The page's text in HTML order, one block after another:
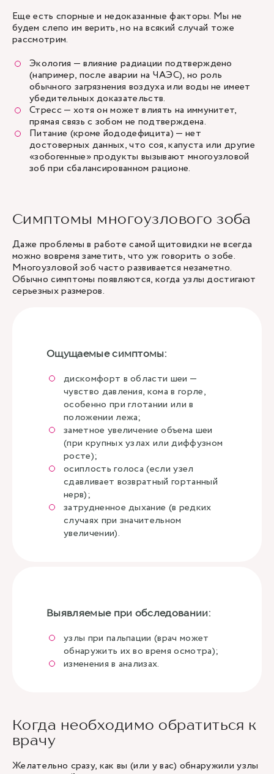
Еще есть спорные и недоказанные факторы. Мы не
будем слепо им верить, но на всякий случай тоже
рассмотрим.
Экология — влияние радиации подтверждено
(например, после аварии на ЧАЭС), но роль
обычного загрязнения воздуха или воды не имеет
убедительных доказательств.
Стресс — хотя он может влиять на иммунитет,
прямая связь с зобом не подтверждена.
Питание (кроме йододефицита) — нет
достоверных данных, что соя, капуста или другие
«зобогенные» продукты вызывают многоузловой
зоб при сбалансированном рационе.
Симптомы многоузлового зоба
Даже проблемы в работе самой щитовидки не всегда
можно вовремя заметить, что уж говорить о зобе.
Многоузловой зоб часто развивается незаметно.
Обычно симптомы появляются, когда узлы достигают
серьезных размеров.
Ощущаемые симптомы:
дискомфорт в области шеи —
чувство давления, кома в горле,
особенно при глотании или в
положении лежа;
заметное увеличение объема шеи
(при крупных узлах или диффузном
росте);
осиплость голоса (если узел
сдавливает возвратный гортанный
нерв);
затрудненное дыхание (в редких
случаях при значительном
увеличении).
Выявляемые при обследовании:
узлы при пальпации (врач может
обнаружить их во время осмотра);
изменения в анализах.
Когда необходимо обратиться к
врачу
Желательно сразу, как вы (или у вас) обнаружили узлы